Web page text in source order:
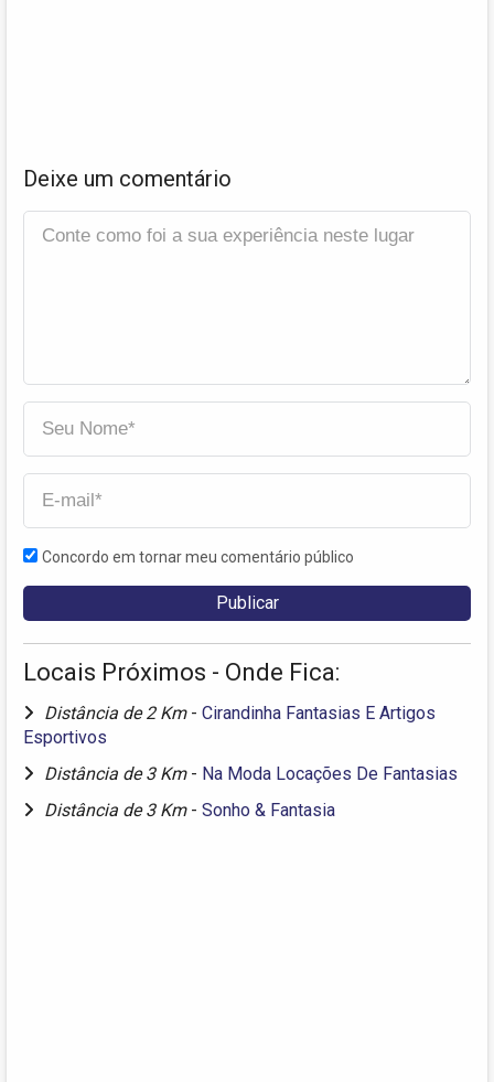
Deixe um comentário
Concordo em tornar meu comentário público
Locais Próximos - Onde Fica:
Distância de 2 Km - Cirandinha Fantasias E Artigos
Esportivos
Distância de 3 Km - Na Moda Locações De Fantasias
Distância de 3 Km - Sonho & Fantasia